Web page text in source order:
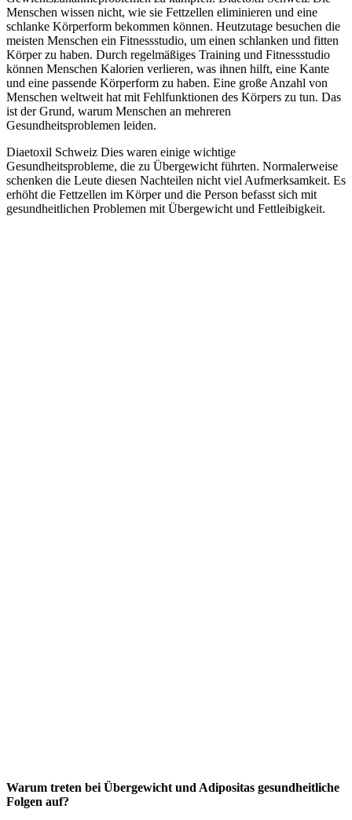
Menschen wissen nicht, wie sie Fettzellen eliminieren und eine
schlanke Körperform bekommen können. Heutzutage besuchen die
meisten Menschen ein Fitnessstudio, um einen schlanken und fitten
Körper zu haben. Durch regelmäßiges Training und Fitnessstudio
können Menschen Kalorien verlieren, was ihnen hilft, eine Kante
und eine passende Körperform zu haben. Eine große Anzahl von
Menschen weltweit hat mit Fehlfunktionen des Körpers zu tun. Das
ist der Grund, warum Menschen an mehreren
Gesundheitsproblemen leiden.
Diaetoxil Schweiz Dies waren einige wichtige
Gesundheitsprobleme, die zu Übergewicht führten. Normalerweise
schenken die Leute diesen Nachteilen nicht viel Aufmerksamkeit. Es
erhöht die Fettzellen im Körper und die Person befasst sich mit
gesundheitlichen Problemen mit Übergewicht und Fettleibigkeit.
Warum treten bei Übergewicht und Adipositas gesundheitliche
Folgen auf?